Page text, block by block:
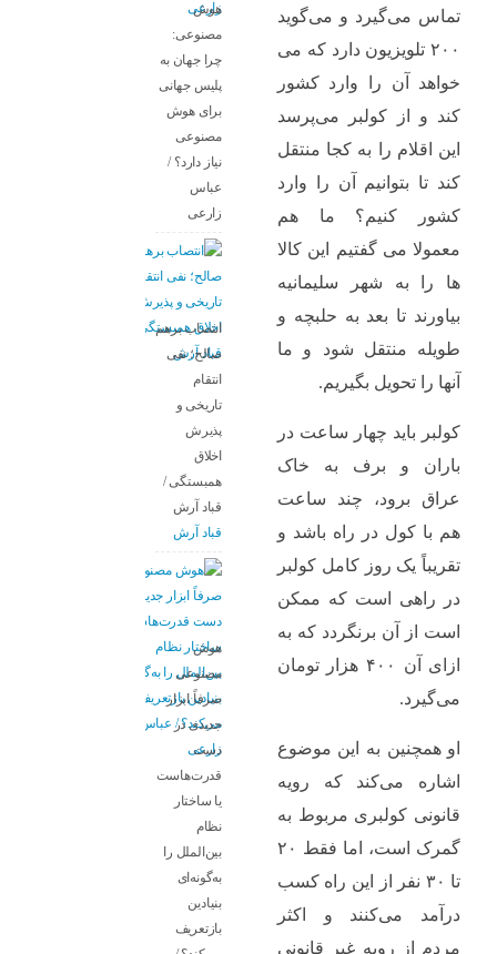
تماس می‌گیرد و می‌گوید
۲۰۰ تلویزیون دارد که می
خواهد آن را وارد کشور
کند و از کولبر می‌پرسد
این اقلام را به کجا منتقل
کند تا بتوانیم آن را وارد
کشور کنیم؟ ما هم
معمولا می گفتیم این کالا
ها را به شهر سلیمانیه
بیاورند تا بعد به حلبچه و
طویله منتقل شود و ما
آنها را تحویل بگیریم.
کولبر باید چهار ساعت در
باران و برف به خاک
عراق برود، چند ساعت
هم با کول در راه باشد و
تقریباً یک روز کامل کولبر
در راهی است که ممکن
است از آن برنگردد که به
ازای آن ۴۰۰ هزار تومان
می‌گیرد.
او همچنین به این موضوع
اشاره می‌کند که رویه
قانونی کولبری مربوط به
گمرک است، اما فقط ۲۰
تا ۳۰ نفر از این راه کسب
درآمد می‌کنند و اکثر
مردم از رویه غیر قانونی
هوش
مصنوعی:
چرا جهان به
پلیس جهانی
برای هوش
مصنوعی
نیاز دارد؟ /
عباس
زارعی
انتصاب برهم
صالح؛ نفی
انتقام
تاریخی و
پذیرش
اخلاق
همبستگی /
قباد آرش
قباد آرش
هوش
مصنوعی
صرفاً ابزار
جدیدی در
دست
قدرت‌هاست
یا ساختار
نظام
بین‌الملل را
به‌گونه‌ای
بنیادین
بازتعریف